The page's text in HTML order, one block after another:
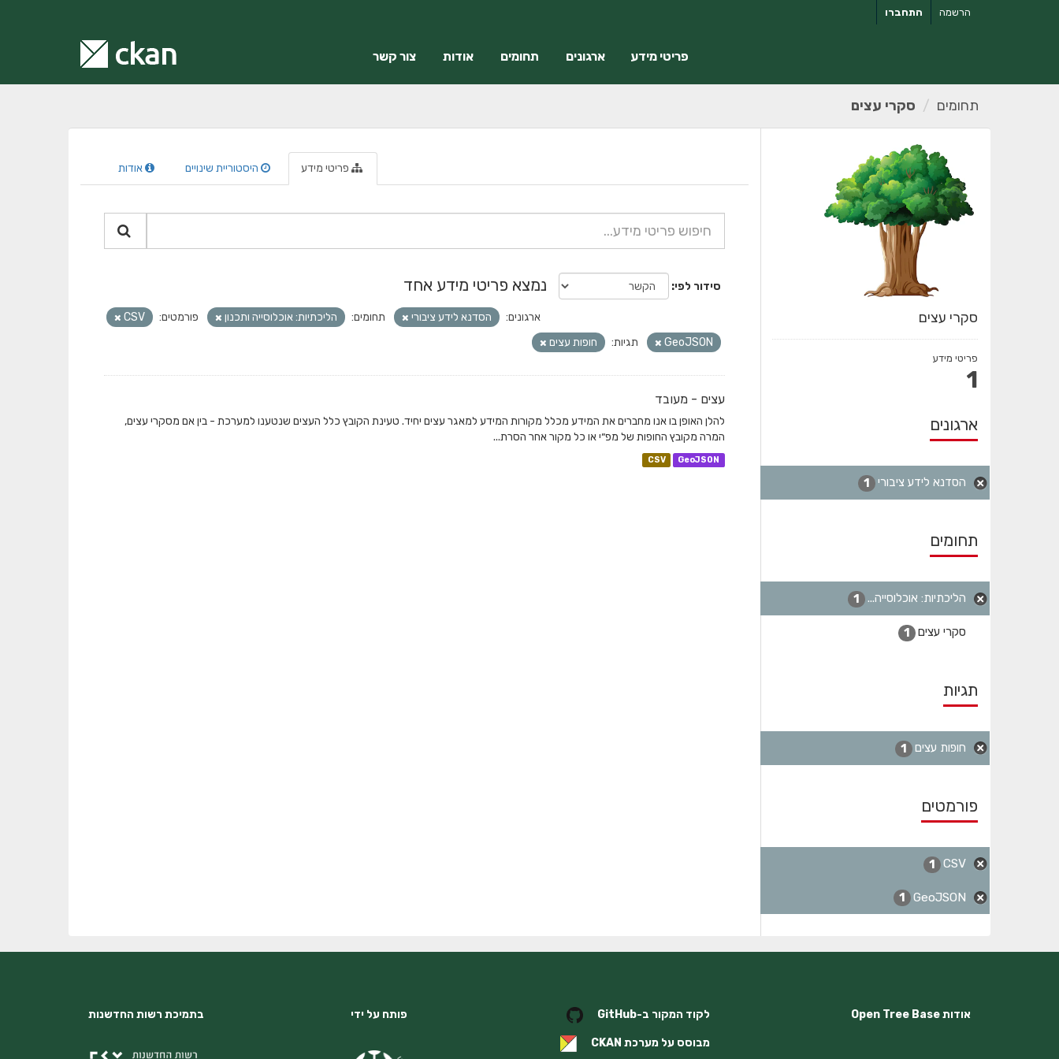
התחברו הרשמה
פריטי מידע ארגונים תחומים אודות צור קשר
תחומים סקרי עצים
סקרי עצים
פריטי מידע
1
ארגונים
הסדנא לידע ציבורי 1
תחומים
הליכתיות: אוכלוסייה... 1
סקרי עצים 1
תגיות
חופות עצים 1
פורמטים
CSV
1
GeoJSON
1
פריטי מידע היסטוריית שינויים אודות
סידור לפי נמצא פריטי מידע אחד
ארגונים: הסדנא לידע ציבורי תחומים: הליכתיות: אוכלוסייה ותכנון פורמטים:
CSV
GeoJSON
תגיות: חופות עצים
עצים - מעובד
להלן האופן בו אנו מחברים את המידע מכלל מקורות המידע למאגר עצים יחיד. טעינת הקובץ כלל העצים שנטענו למערכת - בין אם מסקרי עצים,
המרה מקובץ החופות של מפ״י או כל מקור אחר הסרת...
CSV GeoJSON
אודות Open Tree Base לקוד המקור ב-GitHub
מבוסס על מערכת CKAN
פותח על ידי בתמיכת רשות החדשנות